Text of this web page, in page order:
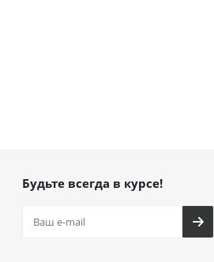
Будьте всегда в курсе!